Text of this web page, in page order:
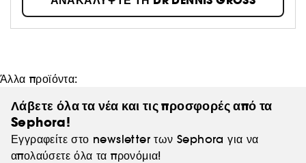
αποτελεσματικές και κλινικά δοκιμασμένες θεραπείες για
την αντιμετώπιση των διαφόρων παθήσεων του δέρματος.
Άλλα προϊόντα:
Λάβετε όλα τα νέα και τις προσφορές από τα
Sephora!
Εγγραφείτε στο newsletter των Sephora για να
απολαύσετε όλα τα προνόμια!